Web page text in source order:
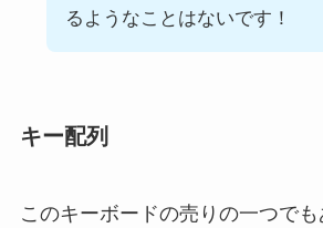
るようなことはないです！
キー配列
このキーボードの売りの一つで